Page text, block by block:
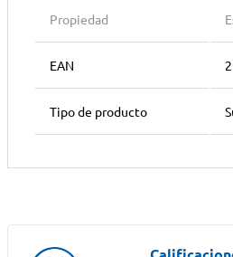
Propiedad
EAN
Tipo de producto